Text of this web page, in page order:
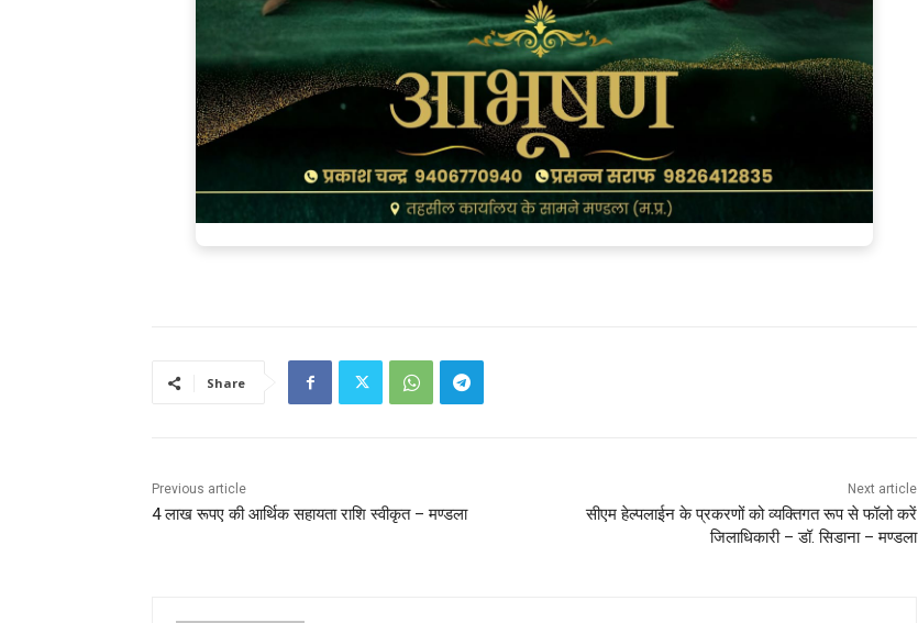
Share
Previous article
4 लाख रूपए की आर्थिक सहायता राशि स्वीकृत – मण्‍डला
Next article
सीएम हेल्पलाईन के प्रकरणों को व्यक्तिगत रूप से फॉलो करें
जिलाधिकारी – डॉ. सिडाना – मण्‍डला